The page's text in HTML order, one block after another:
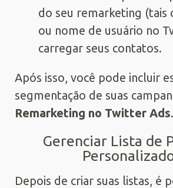
do seu remarketing (tais
ou nome de usuário no
carregar seus contatos.
Após isso, você pode incluir
segmentação de suas
Remarketing no Twitter Ads.
Gerenciar Lista de
Depois de criar suas listas, é